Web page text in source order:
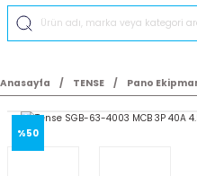
Anasayfa TENSE Pano
%50